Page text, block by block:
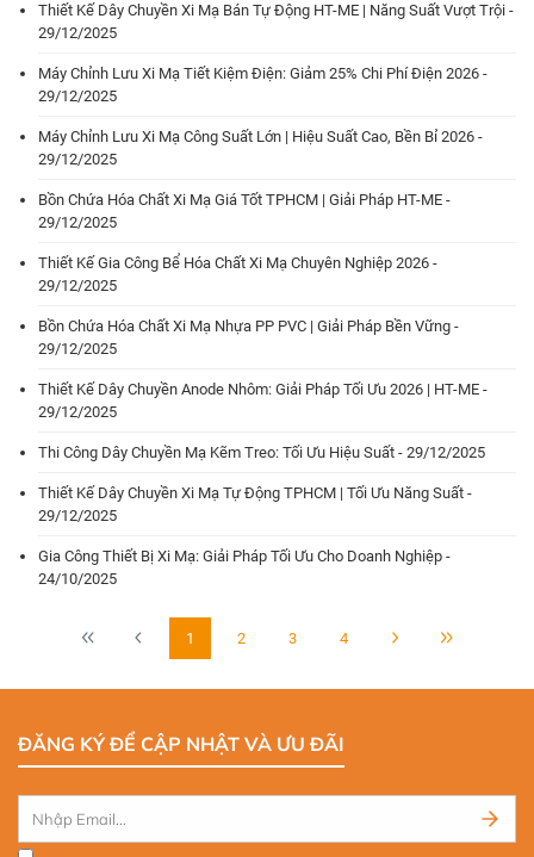
Thiết Kế Dây Chuyền Xi Mạ Bán Tự Động HT-ME | Năng Suất Vượt Trội -
29/12/2025
Máy Chỉnh Lưu Xi Mạ Tiết Kiệm Điện: Giảm 25% Chi Phí Điện 2026 -
29/12/2025
Máy Chỉnh Lưu Xi Mạ Công Suất Lớn | Hiệu Suất Cao, Bền Bỉ 2026 -
29/12/2025
Bồn Chứa Hóa Chất Xi Mạ Giá Tốt TPHCM | Giải Pháp HT-ME -
29/12/2025
Thiết Kế Gia Công Bể Hóa Chất Xi Mạ Chuyên Nghiệp 2026 -
29/12/2025
Bồn Chứa Hóa Chất Xi Mạ Nhựa PP PVC | Giải Pháp Bền Vững -
29/12/2025
Thiết Kế Dây Chuyền Anode Nhôm: Giải Pháp Tối Ưu 2026 | HT-ME -
29/12/2025
Thi Công Dây Chuyền Mạ Kẽm Treo: Tối Ưu Hiệu Suất - 29/12/2025
Thiết Kế Dây Chuyền Xi Mạ Tự Động TPHCM | Tối Ưu Năng Suất -
29/12/2025
Gia Công Thiết Bị Xi Mạ: Giải Pháp Tối Ưu Cho Doanh Nghiệp -
24/10/2025
1 2 3 4
ĐĂNG KÝ ĐỂ CẬP NHẬT VÀ ƯU ĐÃI